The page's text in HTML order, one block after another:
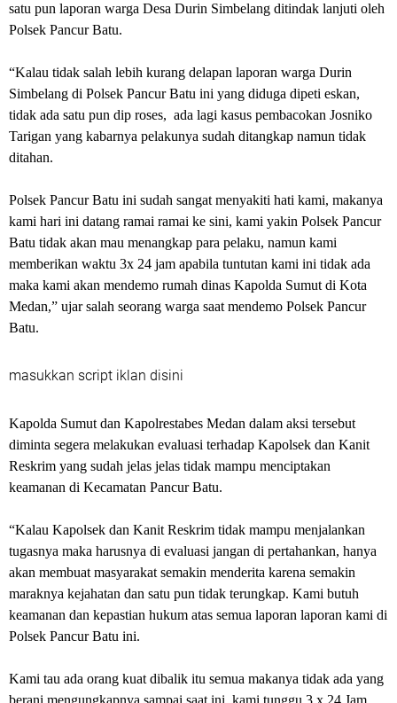
satu pun laporan warga Desa Durin Simbelang ditindak lanjuti oleh
Polsek Pancur Batu.
“Kalau tidak salah lebih kurang delapan laporan warga Durin
Simbelang di Polsek Pancur Batu ini yang diduga dipeti eskan,
tidak ada satu pun dip roses, ada lagi kasus pembacokan Josniko
Tarigan yang kabarnya pelakunya sudah ditangkap namun tidak
ditahan.
Polsek Pancur Batu ini sudah sangat menyakiti hati kami, makanya
kami hari ini datang ramai ramai ke sini, kami yakin Polsek Pancur
Batu tidak akan mau menangkap para pelaku, namun kami
memberikan waktu 3x 24 jam apabila tuntutan kami ini tidak ada
maka kami akan mendemo rumah dinas Kapolda Sumut di Kota
Medan,” ujar salah seorang warga saat mendemo Polsek Pancur
Batu.
masukkan script iklan disini
Kapolda Sumut dan Kapolrestabes Medan dalam aksi tersebut
diminta segera melakukan evaluasi terhadap Kapolsek dan Kanit
Reskrim yang sudah jelas jelas tidak mampu menciptakan
keamanan di Kecamatan Pancur Batu.
“Kalau Kapolsek dan Kanit Reskrim tidak mampu menjalankan
tugasnya maka harusnya di evaluasi jangan di pertahankan, hanya
akan membuat masyarakat semakin menderita karena semakin
maraknya kejahatan dan satu pun tidak terungkap. Kami butuh
keamanan dan kepastian hukum atas semua laporan laporan kami di
Polsek Pancur Batu ini.
Kami tau ada orang kuat dibalik itu semua makanya tidak ada yang
berani mengungkapnya sampai saat ini, kami tunggu 3 x 24 Jam